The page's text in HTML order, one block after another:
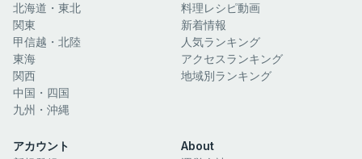
北海道・東北
関東
甲信越・北陸
東海
関西
中国・四国
九州・沖縄
料理レシピ動画
新着情報
人気ランキング
アクセスランキング
地域別ランキング
アカウント
About